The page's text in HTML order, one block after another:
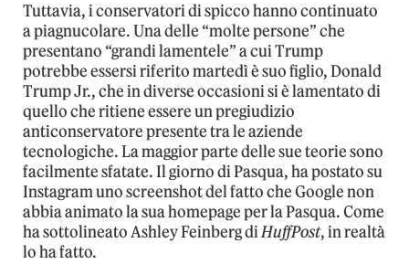
Tuttavia, i conservatori di spicco hanno continuato
a piagnucolare. Una delle “molte persone” che
presentano “grandi lamentele” a cui Trump
potrebbe essersi riferito martedì è suo figlio, Donald
Trump Jr., che in diverse occasioni si è lamentato di
quello che ritiene essere un pregiudizio
anticonservatore presente tra le aziende
tecnologiche. La maggior parte delle sue teorie sono
facilmente sfatate. Il giorno di Pasqua, ha postato su
Instagram uno screenshot del fatto che Google non
abbia animato la sua homepage per la Pasqua. Come
ha sottolineato Ashley Feinberg diHuffPost, in realtà
lo ha fatto.